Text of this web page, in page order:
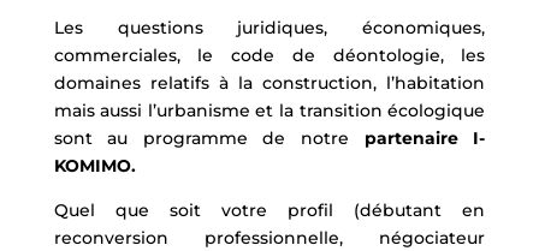
Les questions juridiques, économiques,
commerciales, le code de déontologie, les
domaines relatifs à la construction, l’habitation
mais aussi l’urbanisme et la transition écologique
sont au programme de notre partenaire I-
KOMIMO.
Quel que soit votre profil (débutant en
reconversion professionnelle, négociateur